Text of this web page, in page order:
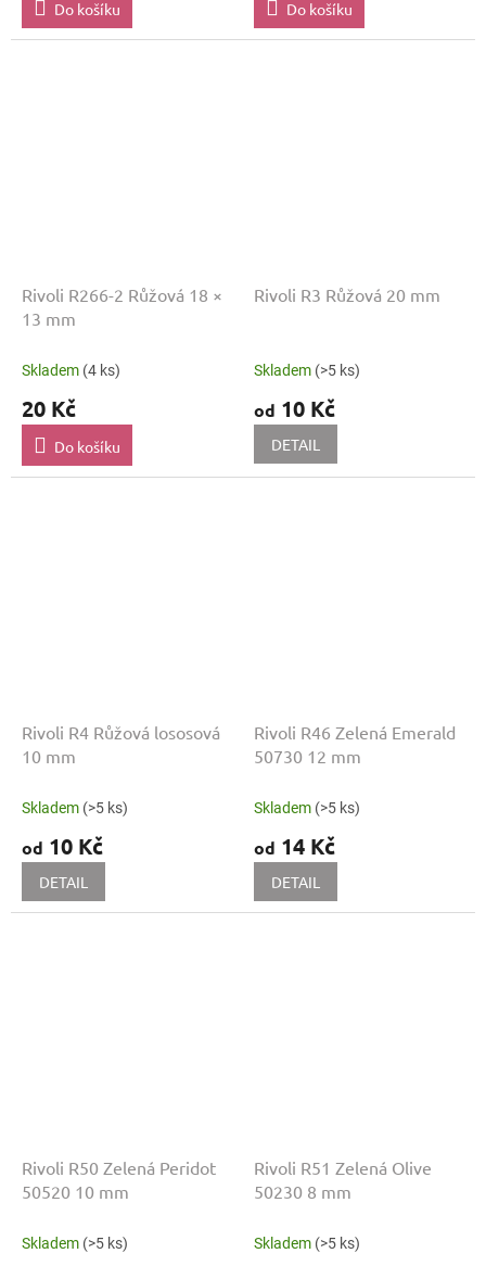
Do košíku Do košíku
Rivoli R266-2 Růžová 18 ×
13 mm
Skladem (4 ks)
20 Kč
Do košíku
Rivoli R3 Růžová 20 mm
Skladem (>5 ks)
od 10 Kč
DETAIL
Rivoli R4 Růžová lososová
10 mm
Skladem (>5 ks)
od 10 Kč
DETAIL
Rivoli R46 Zelená Emerald
50730 12 mm
Skladem (>5 ks)
od 14 Kč
DETAIL
Rivoli R50 Zelená Peridot
50520 10 mm
Skladem (>5 ks)
Rivoli R51 Zelená Olive
50230 8 mm
Skladem (>5 ks)